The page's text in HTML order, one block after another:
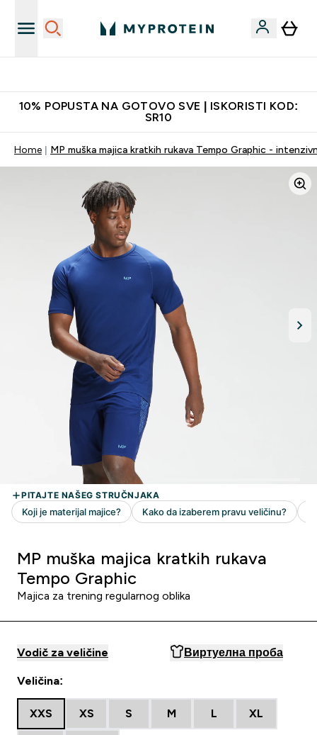
10% POPUSTA NA GOTOVO SVE | ISKORISTI KOD:
SR10
Home MP muška majica kratkih rukava Tempo Graphic -
MP muška majica kratkih rukava
Tempo Graphic
Majica za trening regularnog oblika
Vodič za veličine Виртуелна проба
Veličina:
XXS XS S M L XL